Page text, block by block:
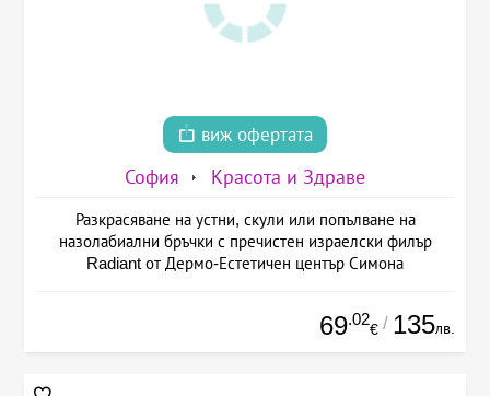
виж офертата
София Красота и Здраве
Разкрасяване на устни, скули или попълване на
назолабиални бръчки с пречистен израелски филър
Radiant от Дермо-Естетичен център Симона
69.02
€ / 135лв.